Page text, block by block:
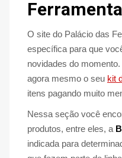
O site do Palácio das
específica para que
novidades do
agora mesmo o seu kit
itens pagando muito
Nessa seção você
produtos, entre eles, a
indicada para